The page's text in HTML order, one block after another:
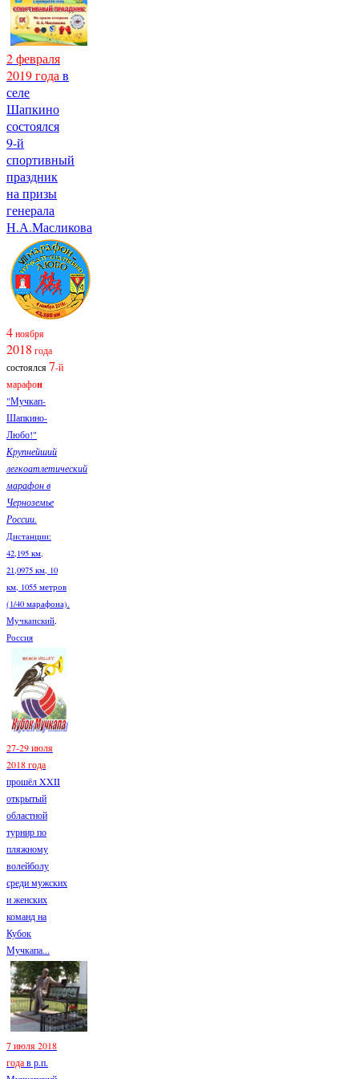
2 февраля
2019 годав
селе
Шапкино
состоялся
9-й
спортивный
праздник
на призы
генерала
Н.А.Масликова
4ноября
2018 года
состоялся7-й
марафон
"Мучкап-
Шапкино-
Любо!"
Крупнейший
легкоатлетический
марафон в
Черноземье
России.
Дистанции:
42,195 км,
21,0975 км, 10
км, 1055 метров
(1/40 марафона).
Мучкапский,
Россия
27-29 июля
2018 года
прошёл XXII
открытый
областной
турнир по
пляжному
волейболу
среди мужских
и женских
команд на
Кубок
Мучкапа...
7 июля 2018
годав р.п.